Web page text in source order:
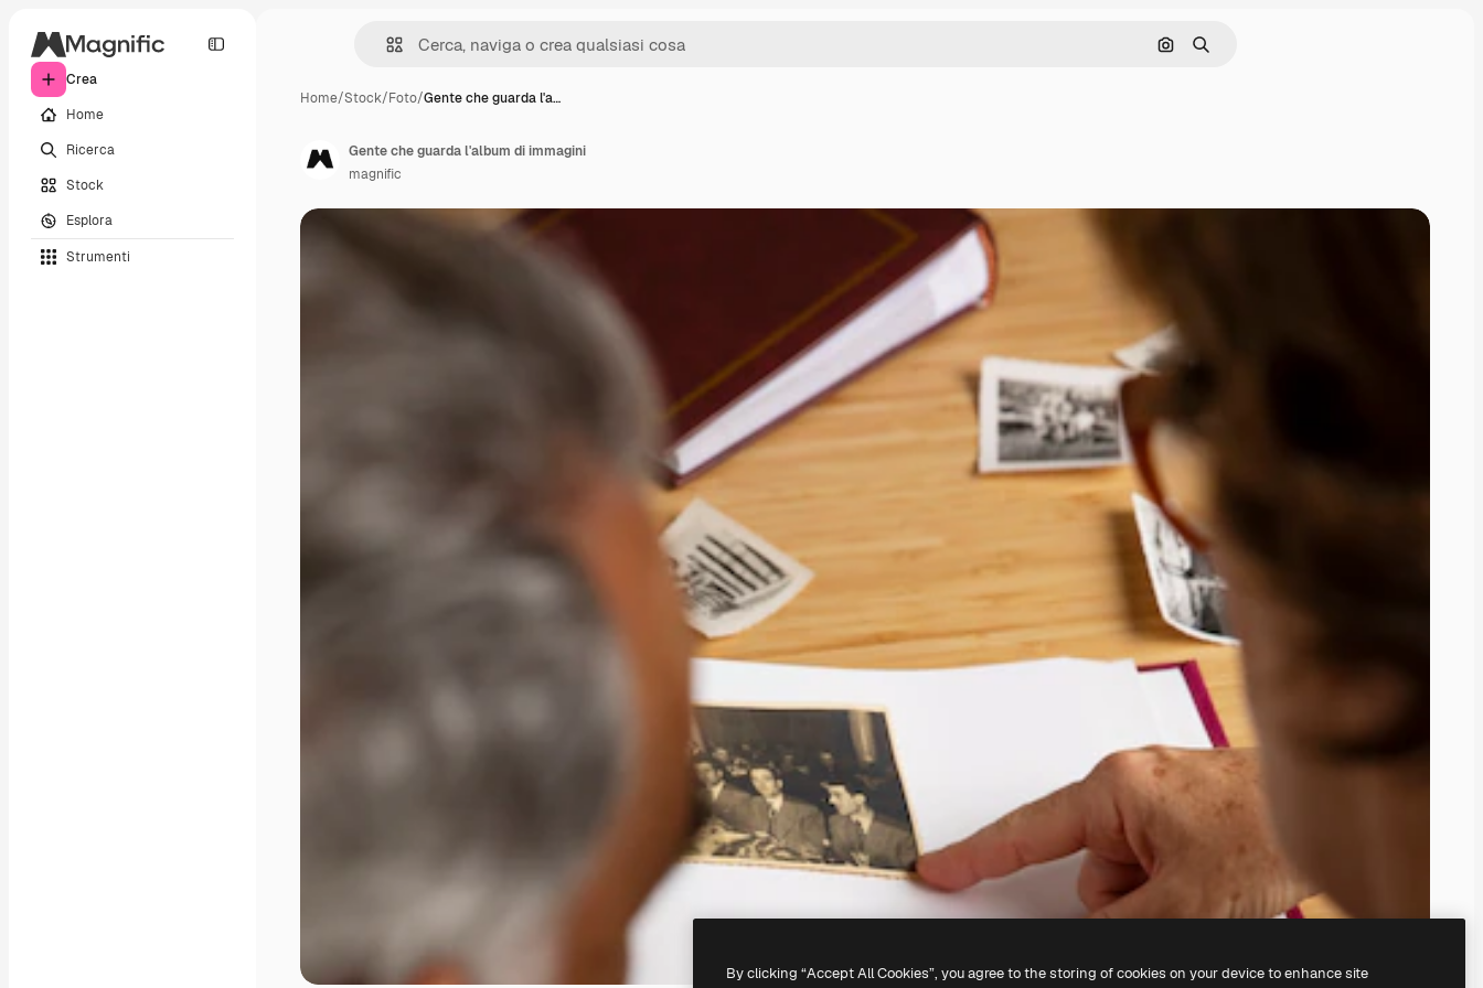
Crea
Home
Ricerca
Stock
Esplora
Strumenti
Cerca per immagine
Ricerca
Home/Stock/Foto/Gente che guarda l'a…
Gente che guarda l'album di immagini
magnific
By clicking “Accept All Cookies”, you agree to the storing of cookies on your device to enhance site